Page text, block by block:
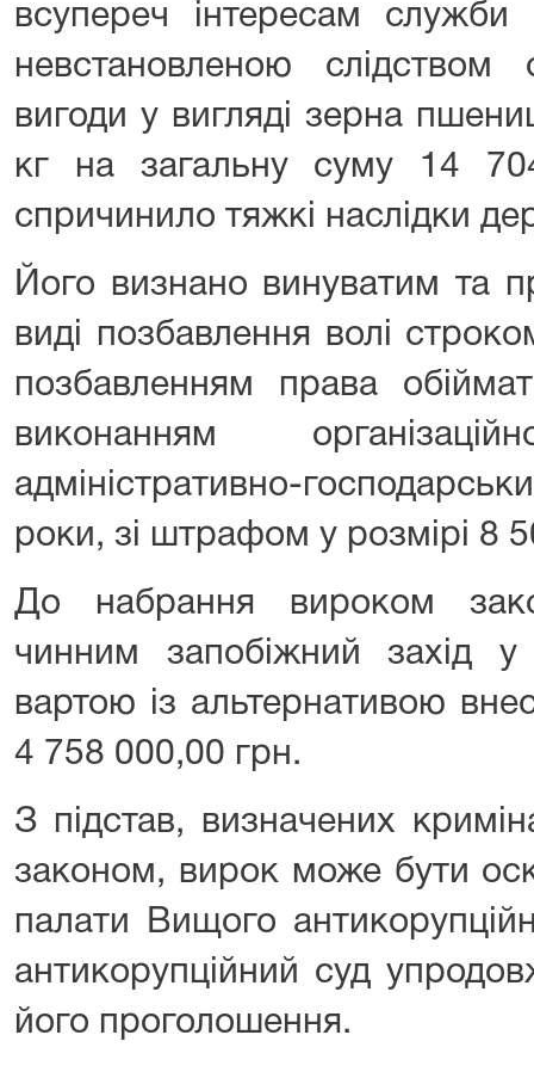
всупереч інтересам
невстановленою слідством
вигоди у вигляді зерна
кг на загальну суму 14
спричинило тяжкі наслідки
Його визнано винуватим та
виді позбавлення волі
позбавленням права
виконанням
адміністративно-
роки, зі штрафом у розмірі 8
До набрання вироком
чинним запобіжний захід у
вартою із альтернативою
4 758 000,00 грн.
З підстав, визначених
законом, вирок може бути
палати Вищого
антикорупційний суд
його проголошення.